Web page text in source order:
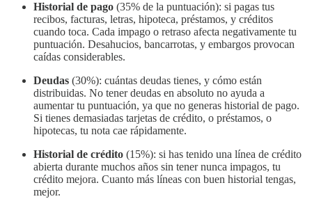
Historial de pago (35% de la puntuación): si pagas tus
recibos, facturas, letras, hipoteca, préstamos, y créditos
cuando toca. Cada impago o retraso afecta negativamente tu
puntuación. Desahucios, bancarrotas, y embargos provocan
caídas considerables.
Deudas (30%): cuántas deudas tienes, y cómo están
distribuidas. No tener deudas en absoluto no ayuda a
aumentar tu puntuación, ya que no generas historial de pago.
Si tienes demasiadas tarjetas de crédito, o préstamos, o
hipotecas, tu nota cae rápidamente.
Historial de crédito (15%): si has tenido una línea de crédito
abierta durante muchos años sin tener nunca impagos, tu
crédito mejora. Cuanto más líneas con buen historial tengas,
mejor.